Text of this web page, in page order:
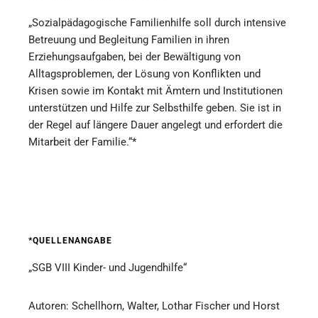
„Sozialpädagogische Familienhilfe soll durch intensive
Betreuung und Begleitung Familien in ihren
Erziehungsaufgaben, bei der Bewältigung von
Alltagsproblemen, der Lösung von Konflikten und
Krisen sowie im Kontakt mit Ämtern und Institutionen
unterstützen und Hilfe zur Selbsthilfe geben. Sie ist in
der Regel auf längere Dauer angelegt und erfordert die
Mitarbeit der Familie.“*
*QUELLENANGABE
„SGB VIII Kinder- und Jugendhilfe“
Autoren: Schellhorn, Walter, Lothar Fischer und Horst